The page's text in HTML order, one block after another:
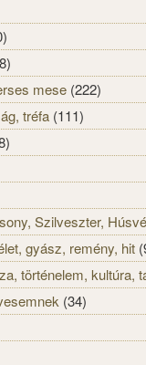
mese (222)
tréfa (111)
Szilveszter,
gyász, remény, hit
történelem, kultúra,
(34)